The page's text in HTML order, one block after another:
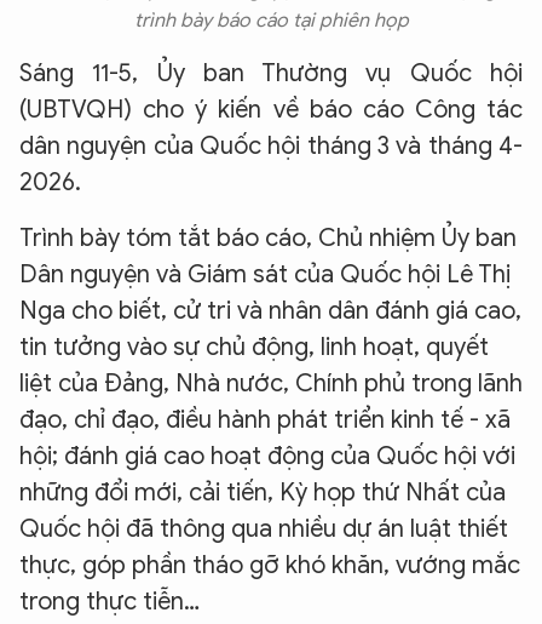
trình bày báo cáo tại phiên họp
Sáng 11-5, Ủy ban Thường vụ Quốc hội
(UBTVQH) cho ý kiến về báo cáo Công tác
dân nguyện của Quốc hội tháng 3 và tháng 4-
2026.
Trình bày tóm tắt báo cáo, Chủ nhiệm Ủy ban
Dân nguyện và Giám sát của Quốc hội Lê Thị
Nga cho biết, cử tri và nhân dân đánh giá cao,
tin tưởng vào sự chủ động, linh hoạt, quyết
liệt của Đảng, Nhà nước, Chính phủ trong lãnh
đạo, chỉ đạo, điều hành phát triển kinh tế - xã
hội; đánh giá cao hoạt động của Quốc hội với
những đổi mới, cải tiến, Kỳ họp thứ Nhất của
Quốc hội đã thông qua nhiều dự án luật thiết
thực, góp phần tháo gỡ khó khăn, vướng mắc
trong thực tiễn…